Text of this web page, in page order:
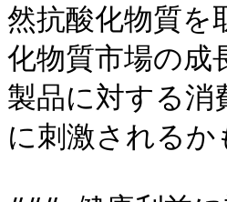
然抗酸化物質を
化物質市場の成
製品に対する消
に刺激される